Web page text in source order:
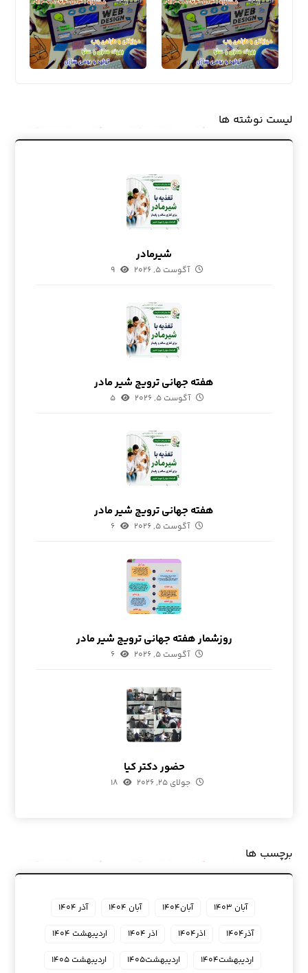
لیست نوشته ها
شیرمادر
آگوست ۵, ۲۰۲۶ ۹
هفته جهانی ترویج شیر مادر
آگوست ۵, ۲۰۲۶ ۵
هفته جهانی ترویج شیر مادر
آگوست ۵, ۲۰۲۶ ۶
روزشمار هفته جهانی ترویج شیر مادر
آگوست ۵, ۲۰۲۶ ۶
حضور دکتر کیا
جولای ۲۵, ۲۰۲۶ ۱۸
برچسب ها
آبان ۱۴۰۳ آبان۱۴۰۴ آبان ۱۴۰۴
آذر ۱۴۰۴
آذر۱۴۰۴
اذر۱۴۰۴ اذر ۱۴۰۴
اردیبهشت ۱۴۰۴
اردیبهشت۱۴۰۴
اردیبهشت۱۴۰۵ اردیبهشت ۱۴۰۵